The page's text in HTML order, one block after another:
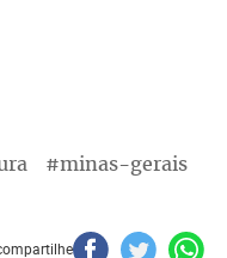
#minas-gerais